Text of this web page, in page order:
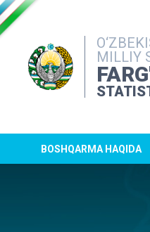
MILLIY
BOSHQARMA HAQIDA